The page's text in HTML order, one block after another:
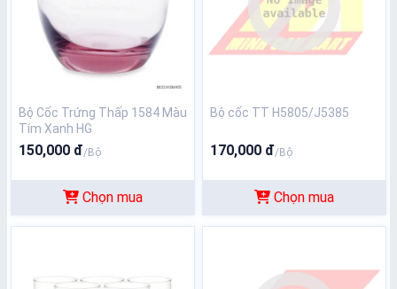
Bộ Cốc Trứng Thấp 1584 Màu
Tím Xanh HG
150,000 đ/Bộ
Chọn mua
Bộ cốc TT H5805/J5385
170,000 đ/Bộ
Chọn mua